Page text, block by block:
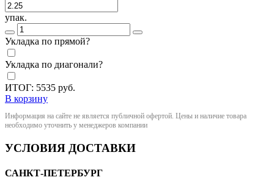
упак.
Укладка по прямой?
Укладка по диагонали?
ИТОГ: 5535 руб.
В корзину
Информация на сайте не является публичной офертой. Цены и наличие товара
необходимо уточнить у менеджеров компании
УСЛОВИЯ ДОСТАВКИ
САНКТ-ПЕТЕРБУРГ